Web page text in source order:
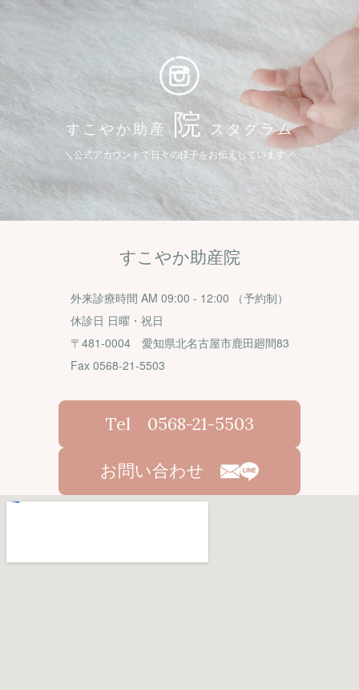
すこやか助産院 スタグラム
＼公式アカウントで日々の様子をお伝えしています／
すこやか助産院
外来診療時間 AM 09:00 - 12:00 （予約制）
休診日 日曜・祝日
〒481-0004 愛知県北名古屋市鹿田廻間83
Fax 0568-21-5503
Tel 0568-21-5503
お問い合わせ